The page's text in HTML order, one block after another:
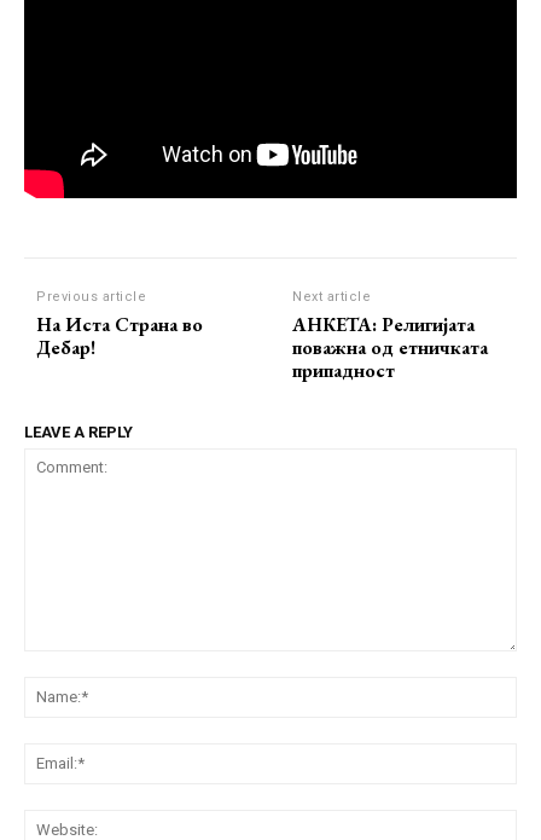
Previous article
На Иста Страна во
Дебар!
Next article
АНКЕТА: Религијата
поважна од етничката
припадност
LEAVE A REPLY